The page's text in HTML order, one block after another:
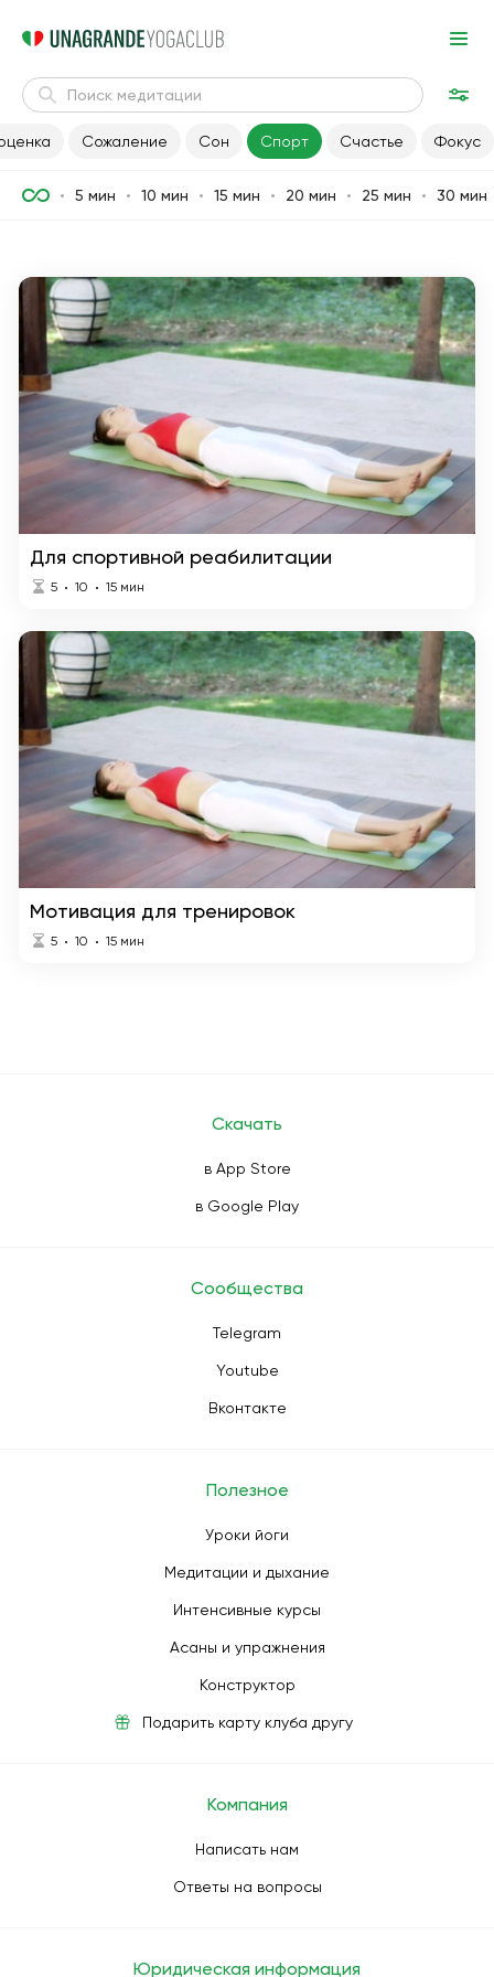
Сожаление Сон Спорт Счастье Фокус
5 мин 10 мин 15 мин 20 мин 25 мин 30 мин
Для спортивной реабилитации
5 10 15 мин
Мотивация для тренировок
5 10 15 мин
Скачать
в App Store
в Google Play
Сообщества
Telegram
Youtube
Вконтакте
Полезное
Уроки йоги
Медитации и дыхание
Интенсивные курсы
Асаны и упражнения
Конструктор
Подарить карту клуба другу
Компания
Написать нам
Ответы на вопросы
Юридическая информация